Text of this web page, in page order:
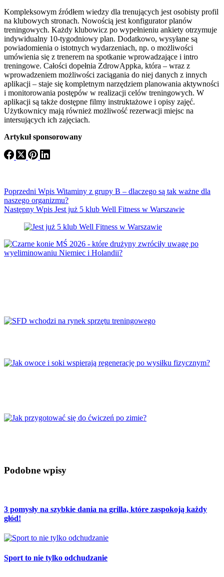
Kompleksowym źródłem wiedzy dla trenujących jest osobisty profil
na klubowych stronach. Nowością jest konfigurator planów
treningowych. Każdy klubowicz po wypełnieniu ankiety otrzymuje
indywidualny 10-tygodniowy plan. Dodatkowo, wysyłane są
powiadomienia o istotnych wydarzeniach, np. o możliwości
umówienia się z trenerem na spotkanie wprowadzające i intro
treningowe. Całości dopełnia ZdrowAppka, która – wraz z
wprowadzeniem możliwości zaciągania do niej danych z innych
aplikacji – staje się kompletnym narzędziem planowania aktywności
i monitorowania postępów w realizacji celów treningowych. W
aplikacji są także dostępne filmy instruktażowe i opisy zajęć.
Użytkownicy mają również możliwość rezerwacji miejsc na
intersujących ich zajęciach.
Artykuł sponsorowany
Poprzedni Wpis Witaminy z grupy B – dlaczego są tak ważne dla
naszego organizmu?
Następny Wpis Jest już 5 klub Well Fitness w Warszawie
Podobne wpisy
3 pomysły na szybkie dania na grilla, które zaspokoją każdy
głód!
Sport to nie tylko odchudzanie